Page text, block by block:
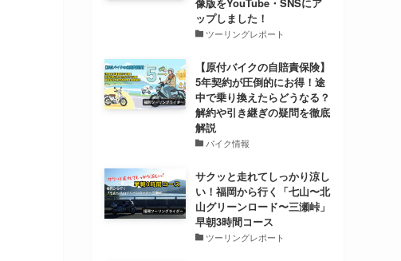
ップしました！
ツーリングレポート
【原付バイクの自賠責保険】
5年契約が圧倒的にお得！途
中で乗り換えたらどうなる？
解約や引き継ぎの疑問を徹底
解説
バイク情報
サクッと走れてしっかり涼し
い！福岡から行く「七山〜北
山グリーンロード〜三瀬峠」
早朝3時間コース
ツーリングレポート